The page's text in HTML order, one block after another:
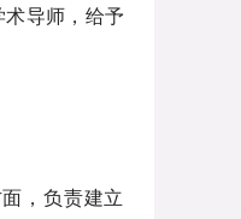
导师，给予
，负责建立